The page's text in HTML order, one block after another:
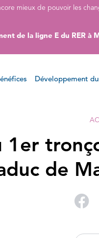
mieux de pouvoir les
de la ligne E du RER à
Développement
1er
de